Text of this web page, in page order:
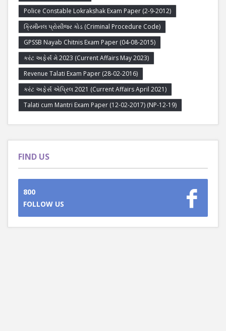
Police Constable Lokrakshak Exam Paper (2-9-2012)
ક્રિમીનલ પ્રોસીજર કોડ (Criminal Procedure Code)
GPSSB Nayab Chitnis Exam Paper (04-08-2015)
કરંટ અફેર્સ મે 2023 (Current Affairs May 2023)
Revenue Talati Exam Paper (28-02-2016)
કરંટ અફેર્સ એપ્રિલ 2021 (Current Affairs April 2021)
Talati cum Mantri Exam Paper (12-02-2017) (NP-12-19)
FIND US
800
FOLLOW US